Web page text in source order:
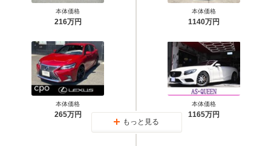
本体価格
216万円
本体価格
265万円
本体価格
1140万円
本体価格
1165万円
もっと見る